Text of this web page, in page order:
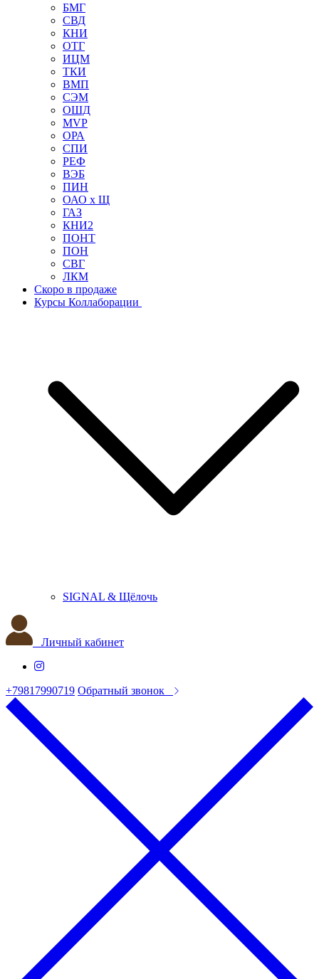
БМГ
СВД
КНИ
ОТГ
ИЦМ
ТКИ
ВМП
СЭМ
ОШД
MVP
ОРА
СПИ
РЕФ
ВЭБ
ПИН
ОАО х Щ
ГАЗ
КНИ2
ПОНТ
ПОН
СВГ
ЛКМ
Скоро в продаже
Курсы Коллаборации
SIGNAL & Щёлочь
Личный кабинет
+79817990719 Обратный звонок